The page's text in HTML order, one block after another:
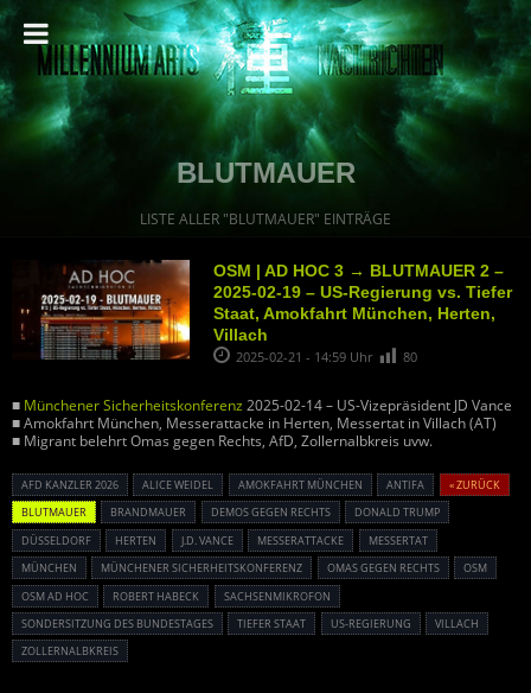
BLUTMAUER
LISTE ALLER "BLUTMAUER" EINTRÄGE
OSM | AD HOC 3 → BLUTMAUER 2 –
2025-02-19 – US-Regierung vs. Tiefer
Staat, Amokfahrt München, Herten,
Villach
2025-02-21 - 14:59 Uhr 80
■ Münchener Sicherheitskonferenz 2025-02-14 – US-Vizepräsident JD Vance
■ Amokfahrt München, Messerattacke in Herten, Messertat in Villach (AT)
■ Migrant belehrt Omas gegen Rechts, AfD, Zollernalbkreis uvw.
AFD KANZLER 2026 ALICE WEIDEL AMOKFAHRT MÜNCHEN ANTIFA
« ZURÜCK
BLUTMAUER
BRANDMAUER DEMOS GEGEN RECHTS
DONALD TRUMP
DÜSSELDORF
HERTEN J.D. VANCE MESSERATTACKE
MESSERTAT
MÜNCHEN
MÜNCHENER SICHERHEITSKONFERENZ OMAS GEGEN RECHTS
OSM
OSM AD HOC
ROBERT HABECK
SACHSENMIKROFON
SONDERSITZUNG DES BUNDESTAGES
TIEFER STAAT US-REGIERUNG
VILLACH
ZOLLERNALBKREIS